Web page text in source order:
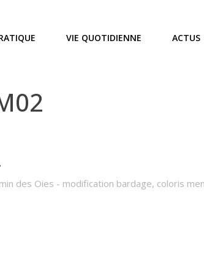
VIE QUOTIDIENNE ACTUS
des Oies - modification bardage, coloris